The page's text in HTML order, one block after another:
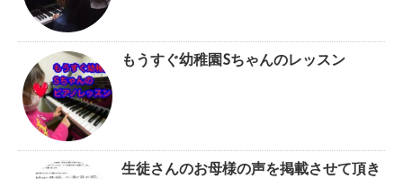
もうすぐ幼稚園Sちゃんのレッスン
生徒さんのお母様の声を掲載させて頂き